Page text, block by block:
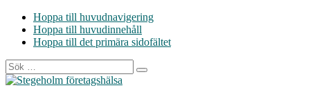
Hoppa till huvudnavigering
Hoppa till huvudinnehåll
Hoppa till det primära sidofältet